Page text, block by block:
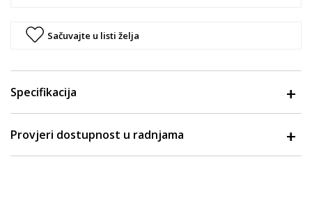
Sačuvajte u listi želja
Specifikacija
Provjeri dostupnost u radnjama